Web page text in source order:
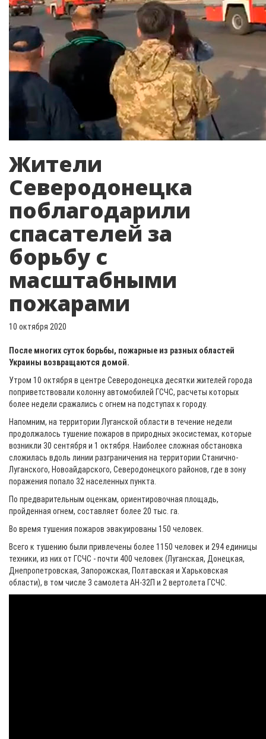
Жители
Северодонецка
поблагодарили
спасателей за
борьбу с
масштабными
пожарами
10 октября 2020
После многих суток борьбы, пожарные из разных областей
Украины возвращаются домой.
Утром 10 октября в центре Северодонецка десятки жителей города
поприветствовали колонну автомобилей ГСЧС, расчеты которых
более недели сражались с огнем на подступах к городу.
Напомним, на территории Луганской области в течение недели
продолжалось тушение пожаров в природных экосистемах, которые
возникли 30 сентября и 1 октября. Наиболее сложная обстановка
сложилась вдоль линии разграничения на территории Станично-
Луганского, Новоайдарского, Северодонецкого районов, где в зону
поражения попало 32 населенных пункта.
По предварительным оценкам, ориентировочная площадь,
пройденная огнем, составляет более 20 тыс. га.
Во время тушения пожаров эвакуированы 150 человек.
Всего к тушению были привлечены более 1150 человек и 294 единицы
техники, из них от ГСЧС - почти 400 человек (Луганская, Донецкая,
Днепропетровская, Запорожская, Полтавская и Харьковская
области), в том числе 3 самолета АН-32П и 2 вертолета ГСЧС.